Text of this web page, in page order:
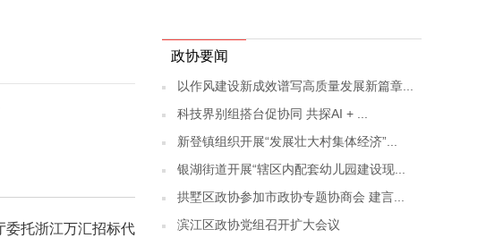
委托浙江万汇招标代
政协要闻
以作风建设新成效谱写高质量发展新篇章...
科技界别组搭台促协同 共探AI + ...
新登镇组织开展“发展壮大村集体经济”...
银湖街道开展“辖区内配套幼儿园建设现...
拱墅区政协参加市政协专题协商会 建言...
滨江区政协党组召开扩大会议